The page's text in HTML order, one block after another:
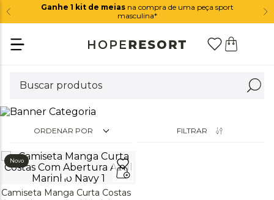
Ganhe 1 kit de meiasna compra de uma peça sport
masculina*
ORDENAR POR FILTRAR
Novo
Camiseta Manga Curta Costas